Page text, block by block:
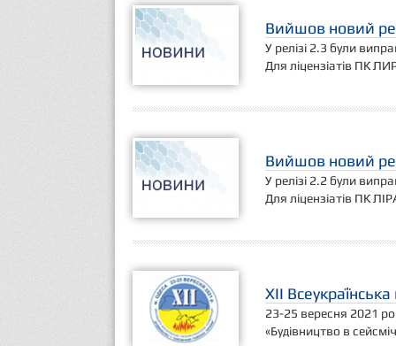
Вийшов новий
У релізі 2.3 були
Для ліцензіатів ПК
Вийшов новий
У релізі 2.2 були
Для ліцензіатів ПК
XII
23-25 вересня 2021
«Будівництво в